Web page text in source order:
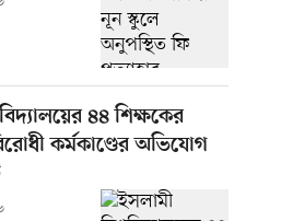
৪৪ শিক্ষকের
কর্মকাণ্ডের অভিযোগ